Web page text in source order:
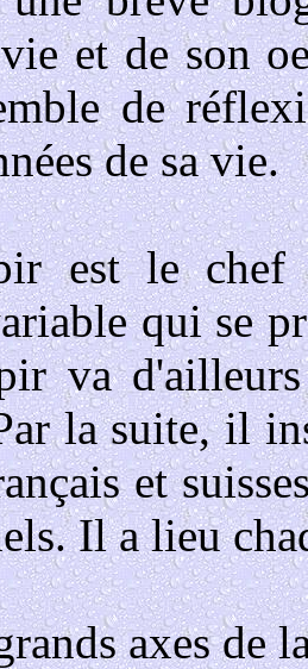
et de son
de
de sa vie.
est le
qui se
va
la suite, il
et
Il a lieu
axes de